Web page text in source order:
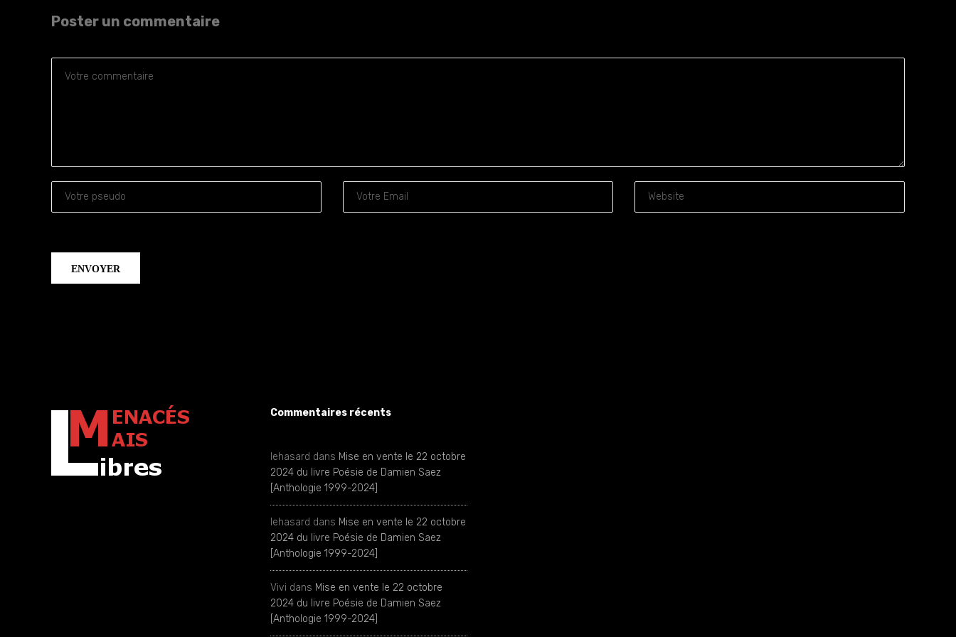
Poster un commentaire
Commentaires récents
lehasard dans Mise en vente le 22 octobre
2024 du livre Poésie de Damien Saez
[Anthologie 1999-2024]
lehasard dans Mise en vente le 22 octobre
2024 du livre Poésie de Damien Saez
[Anthologie 1999-2024]
Vivi dans Mise en vente le 22 octobre
2024 du livre Poésie de Damien Saez
[Anthologie 1999-2024]